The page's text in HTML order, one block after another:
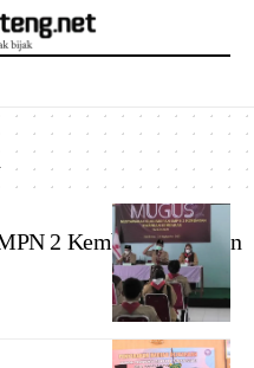
2 Kembaran, Pijakan